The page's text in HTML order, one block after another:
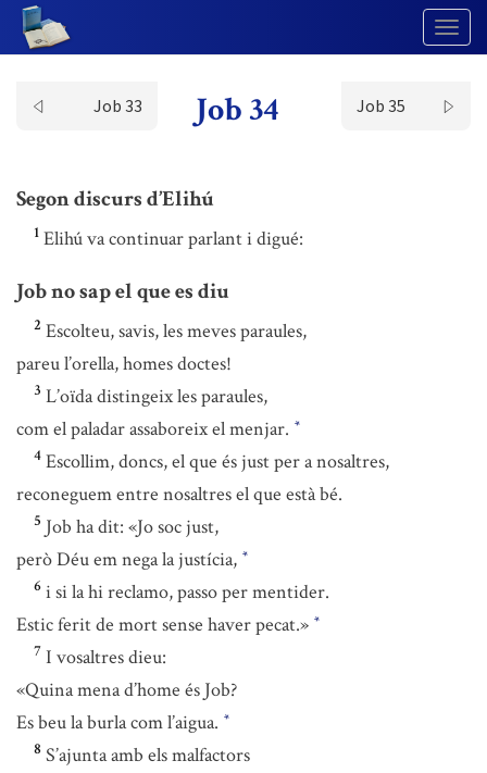
Job 33 Job 34 Job 35
Segon discurs d’Elihú
1 Elihú va continuar parlant i digué:
Job no sap el que es diu
2 Escolteu, savis, les meves paraules,
pareu l’orella, homes doctes!
3 L’oïda distingeix les paraules,
com el paladar assaboreix el menjar. *
4 Escollim, doncs, el que és just per a nosaltres,
reconeguem entre nosaltres el que està bé.
5 Job ha dit: «Jo soc just,
però Déu em nega la justícia, *
6 i si la hi reclamo, passo per mentider.
Estic ferit de mort sense haver pecat.» *
7 I vosaltres dieu:
«Quina mena d’home és Job?
Es beu la burla com l’aigua. *
8 S’ajunta amb els malfactors